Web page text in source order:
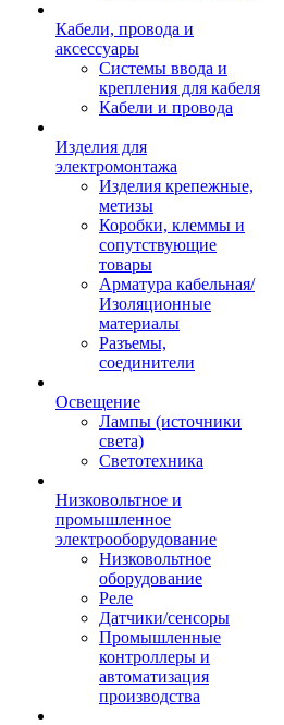
Кабели, провода и
аксессуары
Системы ввода и
крепления для кабеля
Кабели и провода
Изделия для
электромонтажа
Изделия крепежные,
метизы
Коробки, клеммы и
сопутствующие
товары
Арматура кабельная/
Изоляционные
материалы
Разъемы,
соединители
Освещение
Лампы (источники
света)
Светотехника
Низковольтное и
промышленное
электрооборудование
Низковольтное
оборудование
Реле
Датчики/сенсоры
Промышленные
контроллеры и
автоматизация
производства